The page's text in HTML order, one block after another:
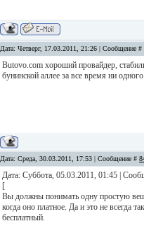
Дата: Четверг, 17.03.2011, 21:26 | Сообщение #
Butovo.com хороший провайдер,
бунинской аллее за все время ни
Дата: Среда, 30.03.2011, 17:53 | Сообщение #
Дата: Суббота, 05.03.2011, 01:45 |
[
Вы должны понимать одну простую
когда оно платное. Да и это не всегда
бесплатный.